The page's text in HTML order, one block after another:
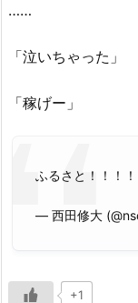
……
「泣いちゃった」
「稼げー」
ふるさと！！！！
— 西田修大
+1